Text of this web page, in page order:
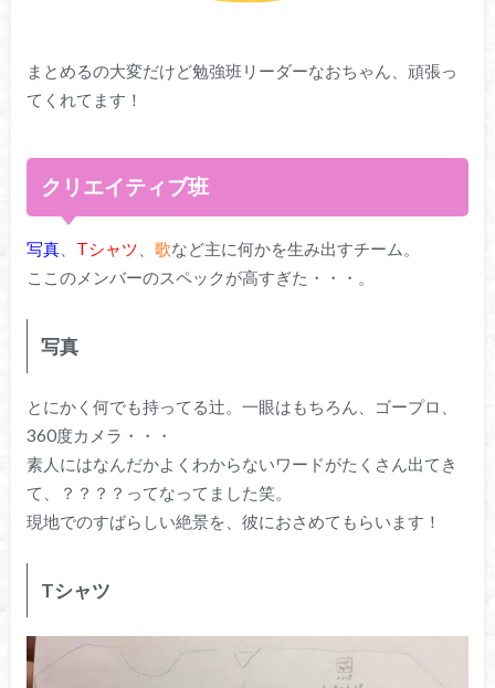
まとめるの大変だけど勉強班リーダーなおちゃん、頑張っ
てくれてます！
クリエイティブ班
写真、 Tシャツ 歌など主に何かを生み出すチーム。
ここのメンバーのスペックが高すぎた・・・。
写真
とにかく何でも持ってる辻。一眼はもちろん、ゴープロ、
360度カメラ・・・
素人にはなんだかよくわからないワードがたくさん出てき
て、？？？？ってなってました笑。
現地でのすばらしい絶景を、彼におさめてもらいます！
Tシャツ